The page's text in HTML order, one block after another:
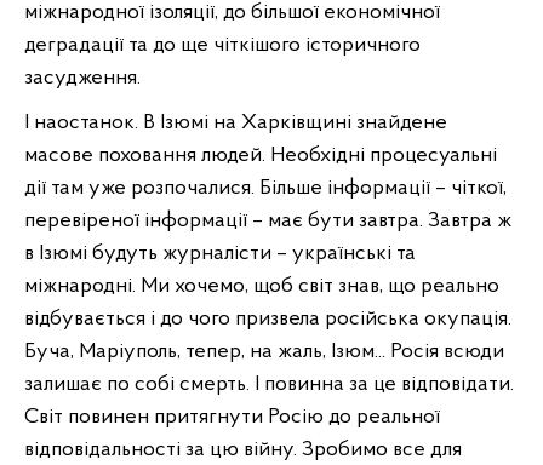
міжнародної ізоляції, до більшої економічної
деградації та до ще чіткішого історичного
засудження.
І наостанок. В Ізюмі на Харківщині знайдене
масове поховання людей. Необхідні процесуальні
дії там уже розпочалися. Більше інформації – чіткої,
перевіреної інформації – має бути завтра. Завтра ж
в Ізюмі будуть журналісти – українські та
міжнародні. Ми хочемо, щоб світ знав, що реально
відбувається і до чого призвела російська окупація.
Буча, Маріуполь, тепер, на жаль, Ізюм... Росія всюди
залишає по собі смерть. І повинна за це відповідати.
Світ повинен притягнути Росію до реальної
відповідальності за цю війну. Зробимо все для